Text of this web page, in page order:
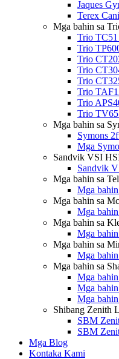
Jaques
Terex
Mga bahin sa
Trio
Trio
Trio
Trio
Trio
Trio
Trio
Trio
Mga bahin sa
Symons
Mga
Sandvik VSI
Sandvik
Mga bahin sa
Mga
Mga bahin sa
Mga
Mga bahin sa
Mga
Mga bahin sa
Mga
Mga bahin sa
Mga
Mga
Mga
Shibang Zenith
SBM
SBM
Mga Blog
Kontaka Kami